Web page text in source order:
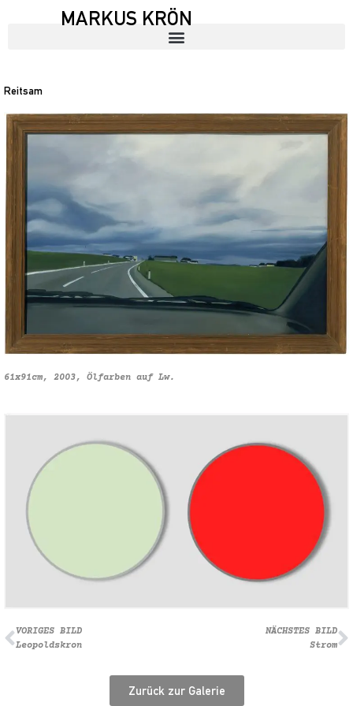
MARKUS KRÖN
Reitsam
61x91cm, 2003, Ölfarben auf Lw.
VORIGES BILD
Leopoldskron
NÄCHSTES BILD
Strom
Zurück zur Galerie